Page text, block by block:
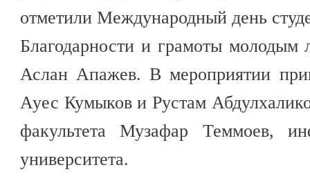
отметили Международный день
Благодарности и грамоты молодым
Аслан Апажев. В мероприятии
Ауес Кумыков и Рустам
факультета Музафар Теммоев,
университета.